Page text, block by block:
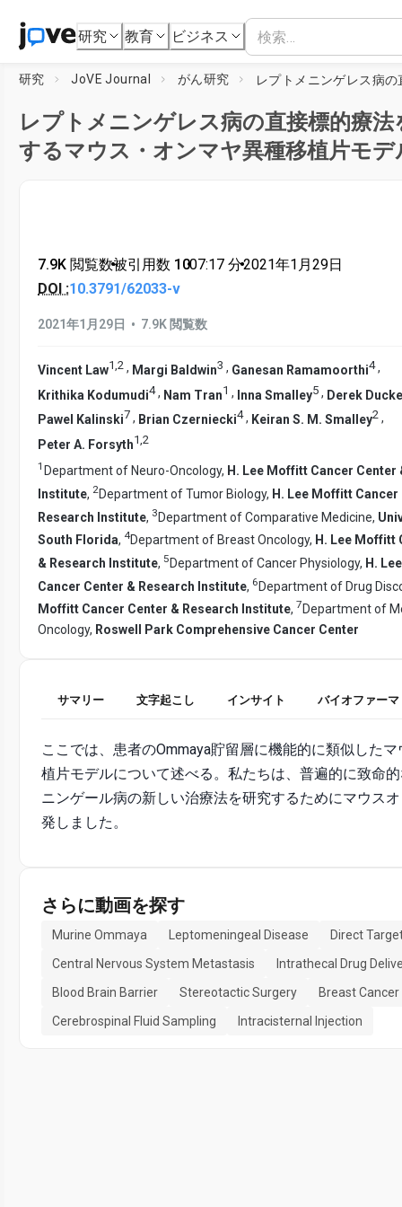
研究 教育 ビジネス
研究 JoVE Journal がん研究
レプトメニンゲレス病の直接標的療法
するマウス・オンマヤ異種移植片モデ
7.9K 閲覧数•被引用数 10•07:17 分•2021年1月29日
DOI :10.3791/62033-v
2021年1月29日 • 7.9K 閲覧数
Vincent Law1,2 , Margi Baldwin3 , Ganesan Ramamoorthi4,
Krithika Kodumudi4, Nam Tran1 , Inna Smalley5 , Derek
Pawel Kalinski7 , Brian Czerniecki4, Keiran S. M. Smalley2 ,
Peter A. Forsyth1 2
1 Department of Neuro-Oncology, H. Lee Moffitt Cancer Center
Institute, 2Department of Tumor Biology, H. Lee Moffitt Cancer
Research Institute, 3Department of Comparative Medicine,
South Florida, 4Department of Breast Oncology, H. Lee Moffitt
& Research Institute, 5 Department of Cancer Physiology, H.
Cancer Center & Research Institute, 6Department of Drug
Moffitt Cancer Center & Research Institute, 7 Department of
Oncology, Roswell Park Comprehensive Cancer Center
サマリー 文字起こし インサイト バイオファー
ここでは、患者のOmmaya貯留層に機能的に類似した
植片モデルについて述べる。私たちは、普遍的に致命
ニンゲール病の新しい治療法を研究するためにマウス
発しました。
さらに動画を探す
Murine Ommaya Leptomeningeal Disease
Direct
Central Nervous System Metastasis
Intrathecal Drug
Blood Brain Barrier
Stereotactic Surgery
Breast
Cerebrospinal Fluid Sampling
Intracisternal Injection